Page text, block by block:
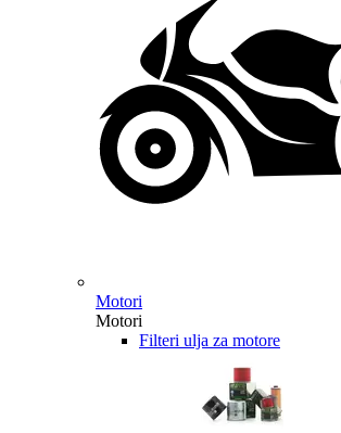
Motori
Motori
Filteri ulja za motore